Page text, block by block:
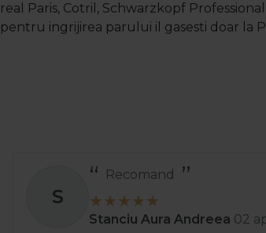
Paris, Cotril, Schwarzkopf
ingrijirea parului il gasesti doar la
S
Recomand
Stanciu Aura Andreea 02